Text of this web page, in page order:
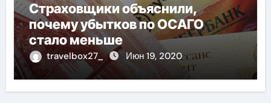
Страховщики объяснили,
почему убытков по ОСАГО
стало меньше
travelbox27_ Июн 19, 2020